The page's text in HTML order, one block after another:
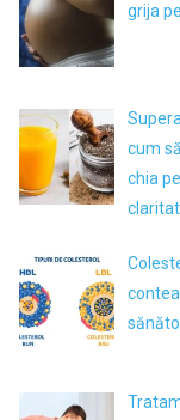
grija
cum
chia